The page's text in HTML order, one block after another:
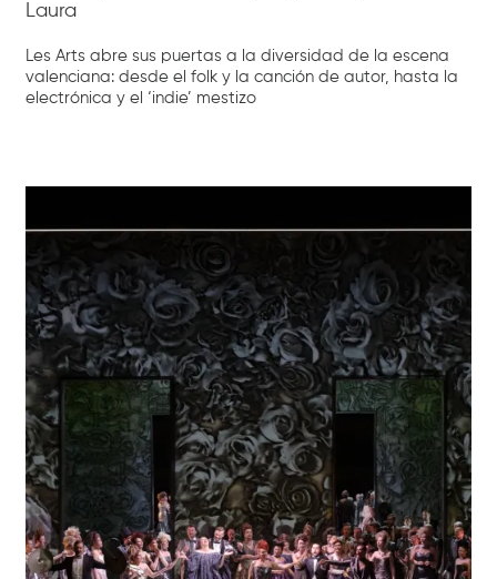
Laura
Les Arts abre sus puertas a la diversidad de la escena
valenciana: desde el folk y la canción de autor, hasta la
electrónica y el ‘indie’ mestizo